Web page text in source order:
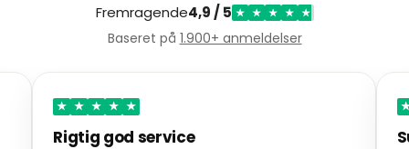
Fremragende4,9 / 5 ★ ★ ★ ★ ★
Baseret på 1.900+ anmeldelser
★ ★ ★ ★ ★
Rigtig god service